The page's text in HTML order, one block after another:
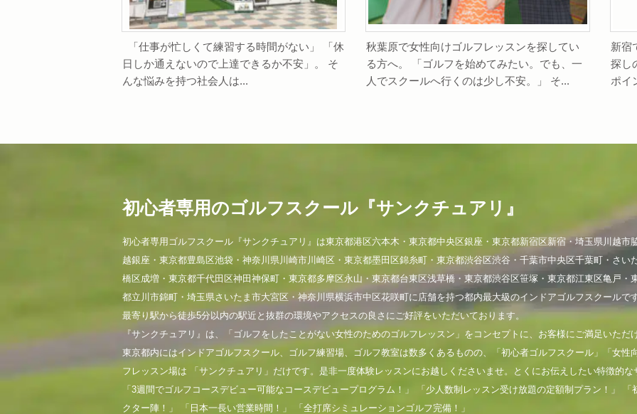
「仕事が忙しくて練習する時間がない」 「休
日しか通えないので上達できるか不安」。 そ
んな悩みを持つ社会人は...
秋葉原で女性向けゴルフレッスンを探してい
る方へ。 「ゴルフを始めてみたい。でも、一
人でスクールへ行くのは少し不安。」 そ...
新宿
探し
ポイ
初心者専用のゴルフスクール『サンクチュアリ』
初心者専用ゴルフスクール『サンクチュアリ』は東京都港区六本木・東京都中央区銀座・東京都新宿区新宿・埼玉県川越市
越銀座・東京都豊島区池袋・神奈川県川崎市川崎区・東京都墨田区錦糸町・東京都渋谷区渋谷・千葉市中央区千葉町・さい
橋区成増・東京都千代田区神田神保町・東京都多摩区永山・東京都台東区浅草橋・東京都渋谷区笹塚・東京都江東区亀戸・
都立川市錦町・埼玉県さいたま市大宮区・神奈川県横浜市中区花咲町に店舗を持つ都内最大級のインドアゴルフスクールです
最寄り駅から徒歩5分以内の駅近と抜群の環境やアクセスの良さにご好評をいただいております。
『サンクチュアリ』は、「ゴルフをしたことがない女性のためのゴルフレッスン」をコンセプトに、お客様にご満足いただ
東京都内にはインドアゴルフスクール、ゴルフ練習場、ゴルフ教室は数多くあるものの、「初心者ゴルフスクール」「女性
フレッスン場は 「サンクチュアリ」だけです。是非一度体験レッスンにお越しくださいませ。とくにお伝えしたい特徴的な
「3週間でゴルフコースデビュー可能なコースデビュープログラム！」 「少人数制レッスン受け放題の定額制プラン！」
クター陣！」 「日本一長い営業時間！」 「全打席シミュレーションゴルフ完備！」